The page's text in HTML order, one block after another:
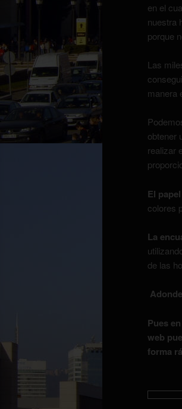
en el
nuestra
porque
Las
manera
obtener
realizar
El papel
colores
La
de las
Pues
web
forma